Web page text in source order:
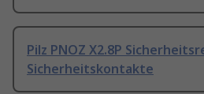
Pilz PNOZ X2.8P
Sicherheitskontakte